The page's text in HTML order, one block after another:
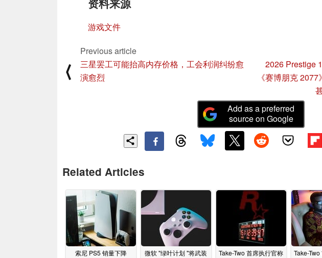
资料来源
游戏文件
⟨
Previous article
三星罢工可能抬高内存价格，工会利润纠纷愈
演愈烈
2026 Prestige
《赛博朋克
Add as a preferred
source on Google
Related Articles
索尼 PS5 销量下降
微软 "绿叶计划 "将武装
Take-Two 首席执行官称
Take-